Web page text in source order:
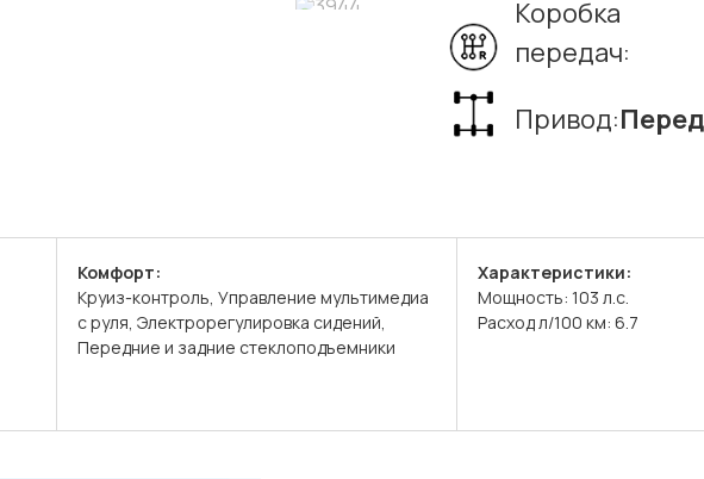
Коробка
передач:
Привод:
Комфорт:
Круиз-контроль, Управление мультимедиа
с руля, Электрорегулировка сидений,
Передние и задние стеклоподъемники
Характеристики:
Мощность: 103 л.с.
Расход л/100 км: 6.7